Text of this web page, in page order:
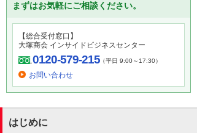
まずはお気軽にご相談ください。
【総合受付窓口】
大塚商会 インサイドビジネスセンター
0120-579-215（平日 9:00～17:30）
お問い合わせ
はじめに